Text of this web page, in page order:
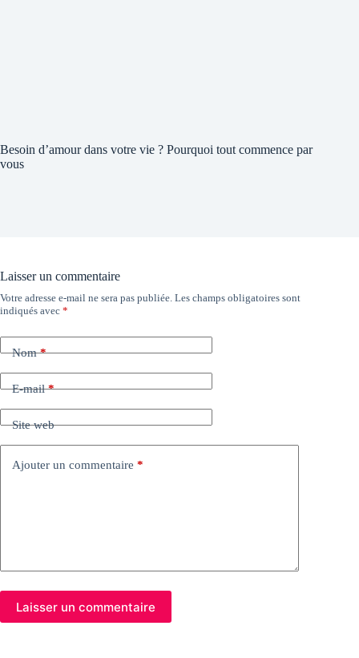
Besoin d’amour dans votre vie ? Pourquoi tout commence par
vous
Laisser un commentaire
Votre adresse e-mail ne sera pas publiée. Les champs obligatoires sont
indiqués avec *
Nom*
E-mail*
Site web
Ajouter un commentaire *
Laisser un commentaire